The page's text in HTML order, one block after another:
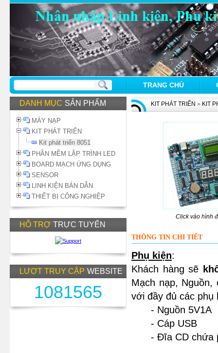
TRANG CHỦ
DANH MỤC SẢN PHẨM
MÁY NẠP
KIT PHÁT TRIỂN
Kit phát triển 8051
PHẦN MỀM LẬP TRÌNH LED
BOARD MẠCH ỨNG DỤNG
SENSOR
LINH KIỆN BÁN DẪN
THIẾT BỊ CÔNG NGHIỆP
HỖ TRỢ TRỰC TUYẾN
LƯỢT TRUY CẬP WEBSITE
1081565
KIT PHÁT TRIỂN » KIT
Click vào hình
THÔNG TIN CHI TIẾT
Phụ kiện:
Khách hàng sẽ
Mạch nạp,
với đầy đủ các phụ
- Nguồn 5V1A
- Cáp USB
- Đĩa CD chứa